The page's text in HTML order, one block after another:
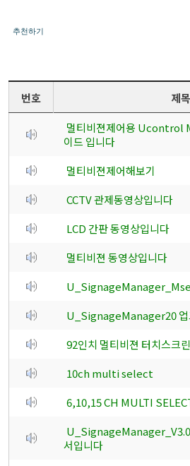
추천하기
번호
제목
멀티비젼제어용 Ucontrol
이드 입니다
멀티비젼제어해보기
CCTV 관제동영상입니다
LCD 간판 동영상입니다
멀티비젼 동영상입니다
U_SignageManager20 업
92인치 멀티비젼 터치스크
10ch multi select
6,10,15 CH MULTI
서입니다